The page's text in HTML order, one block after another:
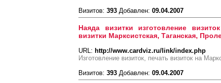
Визитов: 393 Добавлен: 09.04.2007
Наяда визитки изготовление
визитки Марксистская, Таганская,
URL: http://www.cardviz.ru/link/index.php
Изготовление визиток, печать визиток на
Визитов: 393 Добавлен: 09.04.2007